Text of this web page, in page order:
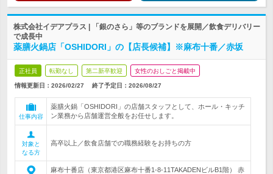
株式会社イデアプラス | 「銀のさら」等のブランドを展開／飲食デリバリー
で成長中
薬膳火鍋店「OSHIDORI」の【店長候補】※麻布十番／赤坂
正社員 転勤なし 第二新卒歓迎 女性のおしごと掲載中
情報更新日：2026/02/27 終了予定日： 2026/08/27
仕事内容
薬膳火鍋「OSHIDORI」の店舗スタッフとして、ホール・キッチ
ン業務から店舗運営全般をお任せします。
対象と
なる方
高卒以上／飲食店舗での職務経験をお持ちの方
麻布十番店（東京都港区麻布十番1-8-11TAKADENビルB1階） 赤